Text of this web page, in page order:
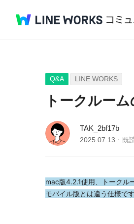
Q&A LINE WORKS
トークルー
TAK_2bf17b
2025.07.13 既
mac版4.2.1使用、トークル
モバイル版とは違う仕様で